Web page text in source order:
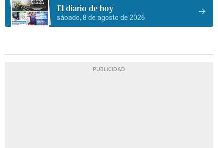
El diario de hoy
sábado, 8 de agosto de 2026
PUBLICIDAD